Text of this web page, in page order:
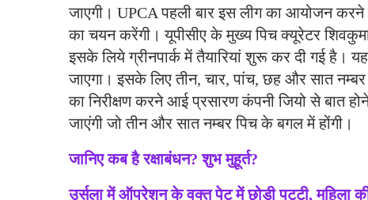
जाएगी। UPCA पहली बार इस लीग का आयोजन
का चयन करेंगी। यूपीसीए के मुख्य पिच क्यूरेटर
इसके लिये ग्रीनपार्क में तैयारियां शुरू कर दी गई है।
जाएगा। इसके लिए तीन, चार, पांच, छह और सात
का निरीक्षण करने आई प्रसारण कंपनी जियो से बात
जाएंगी जो तीन और सात नम्बर पिच के बगल में होंगी।
जानिए कब है रक्षाबंधन? शुभ मुहूर्त?
उर्सला में ऑपरेशन के वक्त पेट में छोड़ी पट्‌टी, महिला